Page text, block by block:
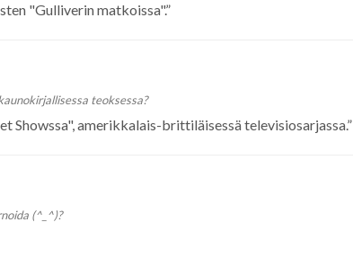
"Gulliverin matkoissa".”
teoksessa?
Showssa", amerikkalais-brittiläisessä televisiosarjassa.”
(^_^)?